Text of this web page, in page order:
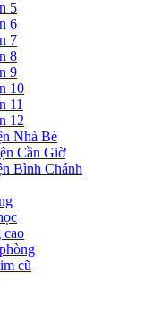
5
6
7
8
9
10
11
12
Nhà Bè
Cần Giờ
Bình Chánh
cao
cũ